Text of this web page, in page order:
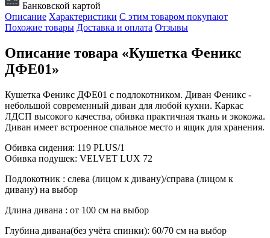
Банковской картой
Описание Характеристики С этим товаром покупают
Похожие товары Доставка и оплата Отзывы
Описание товара «Кушетка Феникс
ДФЕ01»
Кушетка Феникс ДФЕ01 с подлокотником. Диван Феникс -
небольшой современный диван для любой кухни. Каркас
ЛДСП высокого качества, обивка практичная ткань и экокожа.
Диван имеет встроенное спальное место и ящик для хранения.
Обивка сидения: 119 PLUS/1
Обивка подушек: VELVET LUX 72
Подлокотник : слева (лицом к дивану)/справа (лицом к
дивану) на выбор
Длина дивана : от 100 см на выбор
Глубина дивана(без учёта спинки): 60/70 см на выбор